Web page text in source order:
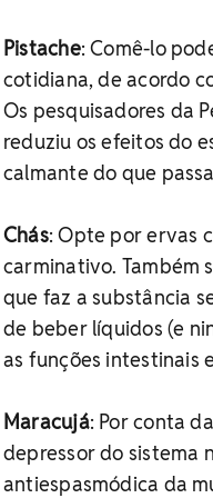
Pistache: Comê-lo
cotidiana, de acordo
Os pesquisadores da
reduziu os efeitos do
calmante do que
Chás: Opte por ervas
carminativo. Também
que faz a substância
de beber líquidos (e
as funções intestinais
Maracujá: Por conta
depressor do sistema
antiespasmódica da